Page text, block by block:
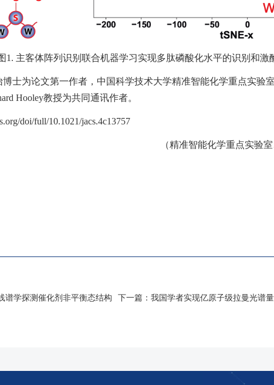
1. 主客体阵列识别联合机器学习实现多肽磷酸化水平的识别和激
士为论文第一作者，中国科学技术大学精准智能化学重点实验
Hooley教授为共同通讯作者。
doi/full/10.1021/jacs.4c13757
（精准智能化学重点实验
谱学探测催化剂非平衡态结构 下一篇： 我国学者实现亿原子级拉曼光谱